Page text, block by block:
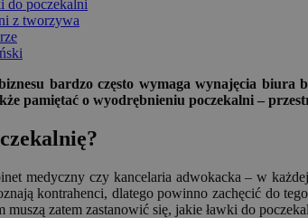
do poczekalni
z tworzywa
bardzo często wymaga wynajęcia
pamiętać o wyodrębnieniu poczekalni –
medyczny czy kancelaria adwokacka – w
kontrahenci, dlatego powinno zachęcić do
muszą zatem zastanowić się, jakie ławki do